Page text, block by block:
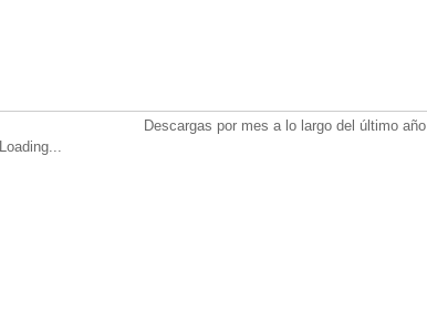
Descargas por mes a lo largo del último año
Loading...